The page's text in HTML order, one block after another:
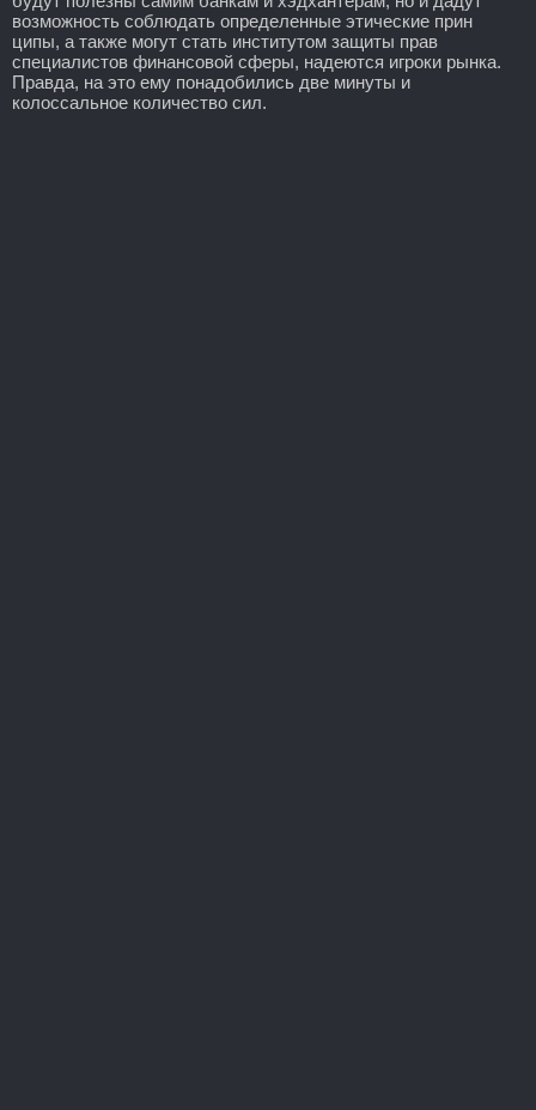
возможность соблюдать определенные этические прин
ципы, а также могут стать институтом защиты прав
специалистов финансовой сферы, надеются игроки рынка.
Правда, на это ему понадобились две минуты и
колоссальное количество сил.